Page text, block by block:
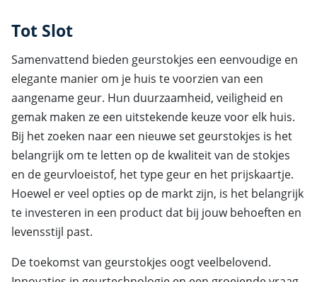
Tot Slot
Samenvattend bieden geurstokjes een eenvoudige en
elegante manier om je huis te voorzien van een
aangename geur. Hun duurzaamheid, veiligheid en
gemak maken ze een uitstekende keuze voor elk huis.
Bij het zoeken naar een nieuwe set geurstokjes is het
belangrijk om te letten op de kwaliteit van de stokjes
en de geurvloeistof, het type geur en het prijskaartje.
Hoewel er veel opties op de markt zijn, is het belangrijk
te investeren in een product dat bij jouw behoeften en
levensstijl past.
De toekomst van geurstokjes oogt veelbelovend.